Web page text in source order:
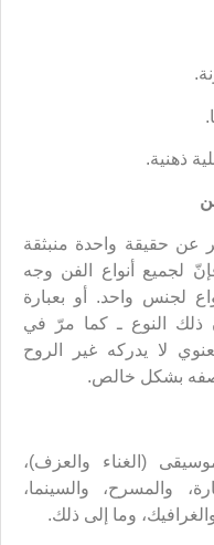
عن حقيقة واحدة منبثقة
لجميع أنواع الفن وجه
لجنس واحد. أو بعبارة
النوع ـ كما مرّ في
لا يدركه غير الروح
وصفه بشكل خالص.
(الغناء والعزف)،
والمسرح، والسينما،
وما إلى ذلك.